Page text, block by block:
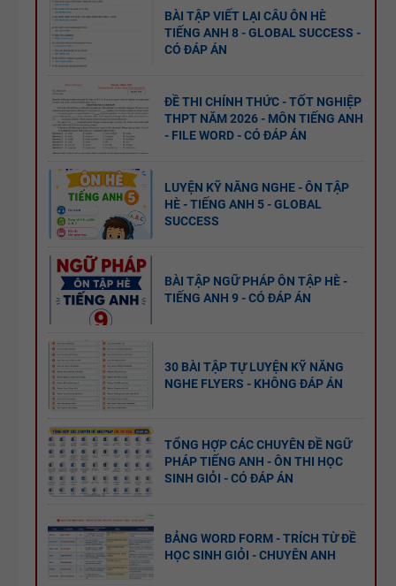
BÀI TẬP VIẾT LẠI CÂU ÔN HÈ
TIẾNG ANH 8 - GLOBAL SUCCESS -
CÓ ĐÁP ÁN
ĐỀ THI CHÍNH THỨC - TỐT NGHIỆP
THPT NĂM 2026 - MÔN TIẾNG ANH
- FILE WORD - CÓ ĐÁP ÁN
LUYỆN KỸ NĂNG NGHE - ÔN TẬP
HÈ - TIẾNG ANH 5 - GLOBAL
SUCCESS
BÀI TẬP NGỮ PHÁP ÔN TẬP HÈ -
TIẾNG ANH 9 - CÓ ĐÁP ÁN
30 BÀI TẬP TỰ LUYỆN KỸ NĂNG
NGHE FLYERS - KHÔNG ĐÁP ÁN
TỔNG HỢP CÁC CHUYÊN ĐỀ NGỮ
PHÁP TIẾNG ANH - ÔN THI HỌC
SINH GIỎI - CÓ ĐÁP ÁN
BẢNG WORD FORM - TRÍCH TỪ ĐỀ
HỌC SINH GIỎI - CHUYÊN ANH